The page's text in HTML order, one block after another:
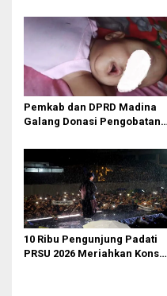
Miladnya
Pemkab dan DPRD Madina
Galang Donasi Pengobatan
10 Ribu Pengunjung Padati
PRSU 2026 Meriahkan Konser